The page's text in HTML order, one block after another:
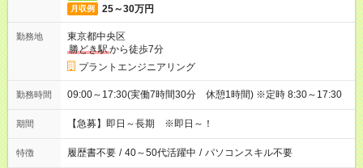
月収例 25～30万円
勤務地
東京都中央区
勝どき駅から徒歩7分
プラントエンジニアリング
勤務時間 09:00～17:30(実働7時間30分 休憩1時間) ※定時 8:30～17:30
期間 【急募】即日～長期 ※即日～！
特徴 履歴書不要 / 40～50代活躍中 / パソコンスキル不要